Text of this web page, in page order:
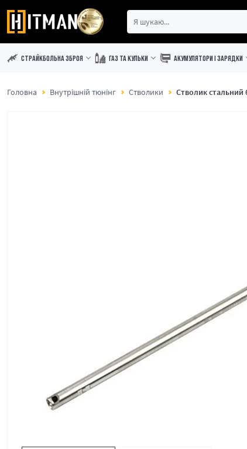
СТРАЙКБОЛЬНА ЗБРОЯ ГАЗ ТА КУЛЬКИ АКУМУЛЯТОРИ І ЗАРЯДКИ
Головна Внутрішній тюнінг Стволики Стволик стальний